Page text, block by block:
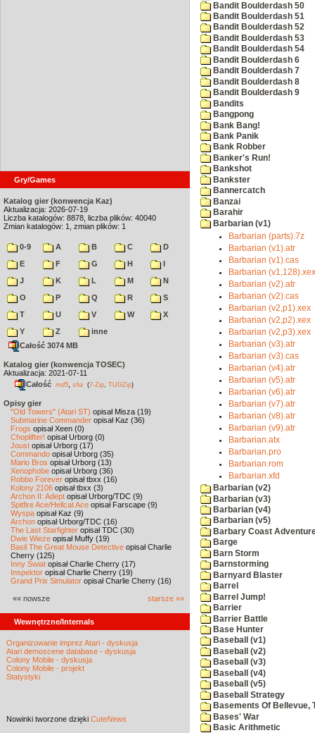
Gry/Games
Katalog gier (konwencja Kaz)
Aktualizacja: 2026-07-19
Liczba katalogów: 8878, liczba plików: 40040
Zmian katalogów: 1, zmian plików: 1
0-9 A B C
D
E
F G H
I
J
K L M
N
O
P Q R
S
T
U V W
X
Y
Z
inne
Całość 3074 MB
Katalog gier (konwencja TOSEC)
Aktualizacja: 2021-07-11
Całość md5 sha (7-Zip TUGZip)
Opisy gier
"Old Towers" (Atari ST) opisał Misza (19)
Submarine Commander opisał Kaz (36)
Frogs opisał Xeen (0)
Choplifter! opisał Urborg (0)
Joust opisał Urborg (17)
Commando opisał Urborg (35)
Mario Bros opisał Urborg (13)
Xenophobe opisał Urborg (36)
Robbo Forever opisał tbxx (16)
Kolony 2106 opisał tbxx (3)
Archon II: Adept opisał Urborg/TDC (9)
Spitfire Ace/Hellcat Ace opisał Farscape (9)
Wyspa opisał Kaz (9)
Archon opisał Urborg/TDC (16)
The Last Starfighter opisał TDC (30)
Dwie Wieże opisał Muffy (19)
Basil The Great Mouse Detective opisał Charlie
Cherry (125)
Inny Świat opisał Charlie Cherry (17)
Inspektor opisał Charlie Cherry (19)
Grand Prix Simulator opisał Charlie Cherry (16)
«« nowsze starsze »»
Wewnętrzne/Internals
Organizowanie imprez Atari - dyskusja
Atari demoscene database - dyskusja
Colony Mobile - dyskusja
Colony Mobile - projekt
Statystyki
Nowinki tworzone dzięki CuteNews
Bandit Boulderdash 50
Bandit Boulderdash 51
Bandit Boulderdash 52
Bandit Boulderdash 53
Bandit Boulderdash 54
Bandit Boulderdash 6
Bandit Boulderdash 7
Bandit Boulderdash 8
Bandit Boulderdash 9
Bandits
Bangpong
Bank Bang!
Bank Panik
Bank Robber
Banker's Run!
Bankshot
Bankster
Bannercatch
Banzai
Barahir
Barbarian (v1)
Barbarian (parts).7z
Barbarian (v1).atr
Barbarian (v1).cas
Barbarian (v1,128).xex
Barbarian (v2).atr
Barbarian (v2).cas
Barbarian (v2,p1).xex
Barbarian (v2,p2).xex
Barbarian (v2,p3).xex
Barbarian (v3).atr
Barbarian (v3).cas
Barbarian (v4).atr
Barbarian (v5).atr
Barbarian (v6).atr
Barbarian (v7).atr
Barbarian (v8).atr
Barbarian (v9).atr
Barbarian.atx
Barbarian.pro
Barbarian.rom
Barbarian.xfd
Barbarian (v2)
Barbarian (v3)
Barbarian (v4)
Barbarian (v5)
Barbary Coast
Barge
Barn Storm
Barnstorming
Barnyard Blaster
Barrel
Barrel Jump!
Barrier
Barrier Battle
Base Hunter
Baseball (v1)
Baseball (v2)
Baseball (v3)
Baseball (v4)
Baseball (v5)
Baseball Strategy
Basements Of Bellevue,
Bases' War
Basic Arithmetic